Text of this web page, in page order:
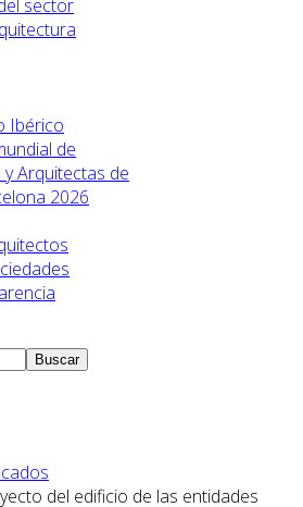
sector
Ibérico
de
Arquitectas de
2026
Buscar
del edificio de las entidades